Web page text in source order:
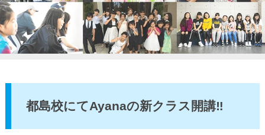
都島校にてAyanaの新クラス開講‼